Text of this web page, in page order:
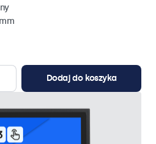
Dodaj do koszyka